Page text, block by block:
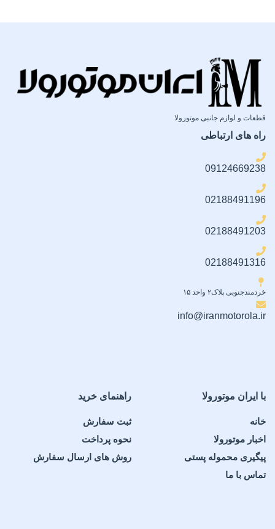
قطعات و لوازم جانبی موتورولا
راه های ارتباطی
09124669238
02188491196
02188491203
02188491316
خردمندجنوبی پلاک۲ واحد ۱۵
info@iranmotorola.ir
با ایران موتورولا
خانه
اخبار موتورولا
پیگیری محموله پستی
تماس با ما
راهنمای خرید
ثبت سفارش
نحوه پرداخت
روش های ارسال سفارش